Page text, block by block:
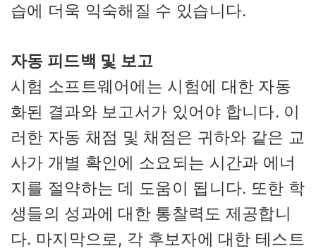
습에 더욱 익숙해질 수 있습니다.
자동 피드백 및 보고
시험 소프트웨어에는 시험에 대한 자동
화된 결과와 보고서가 있어야 합니다. 이
러한 자동 채점 및 채점은 귀하와 같은 교
사가 개별 확인에 소요되는 시간과 에너
지를 절약하는 데 도움이 됩니다. 또한 학
생들의 성과에 대한 통찰력도 제공합니
다. 마지막으로, 각 후보자에 대한 테스트